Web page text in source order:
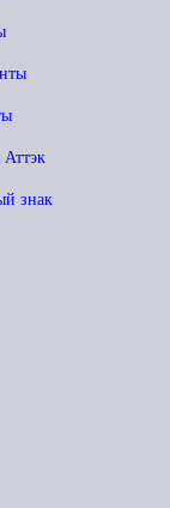
знак